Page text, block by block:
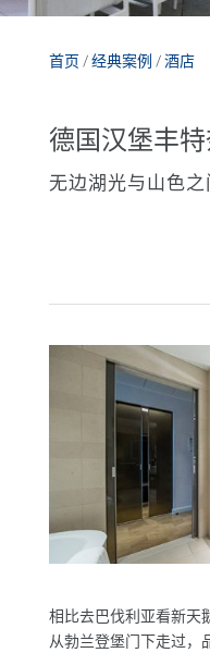
首页 /经典案例 /酒店
德国汉堡丰
无边湖光与山色
相比去巴伐利亚看新天
从勃兰登堡门下走过，